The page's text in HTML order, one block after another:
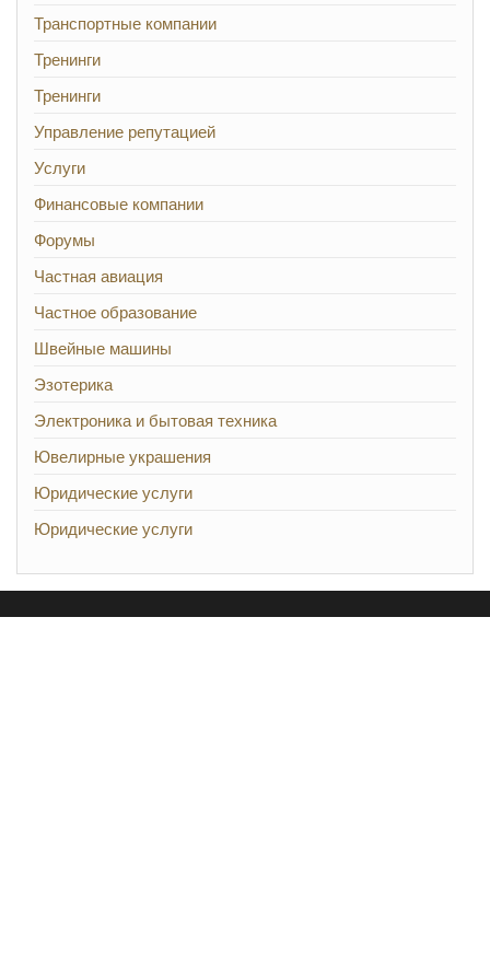
Транспортные компании
Тренинги
Тренинги
Управление репутацией
Услуги
Финансовые компании
Форумы
Частная авиация
Частное образование
Швейные машины
Эзотерика
Электроника и бытовая техника
Ювелирные украшения
Юридические услуги
Юридические услуги